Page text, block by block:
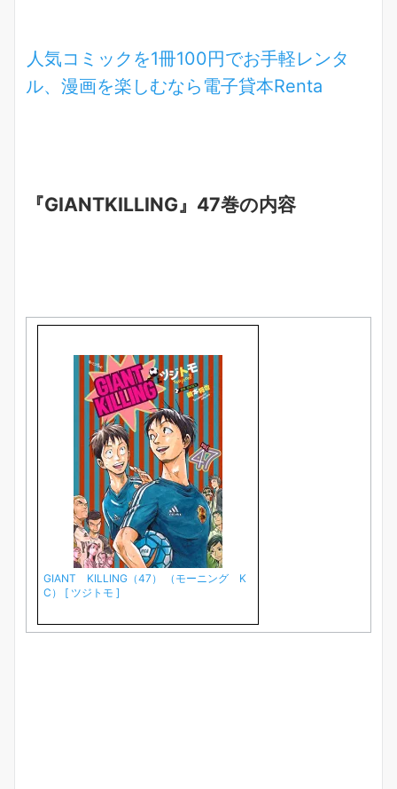
人気コミックを1冊100円でお手軽レンタ
ル、漫画を楽しむなら電子貸本Renta
『GIANTKILLING』47巻の内容
GIANT KILLING（47） （モーニング K
C） [ ツジトモ ]